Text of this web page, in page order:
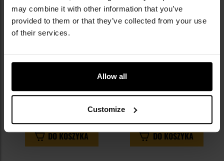
may combine it with other information that you’ve
provided to them or that they’ve collected from your use
of their services.
Allow all
Customize
Koszulka T-shirt Helikon-Tex -
DO KOSZYKA
Koszulka T-Shirt Helikon-Tex
DO KOSZYKA